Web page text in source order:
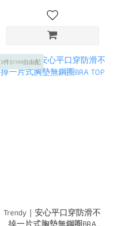
3件$1199自由配
Trendy｜安心平口穿防滑不